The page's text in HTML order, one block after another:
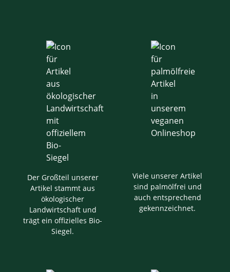
Der Großteil unserer
Artikel stammt aus
ökologischer
Landwirtschaft und
trägt ein offizielles Bio-
Siegel.
Viele unserer Artikel
sind palmölfrei und
auch entsprechend
gekennzeichnet.